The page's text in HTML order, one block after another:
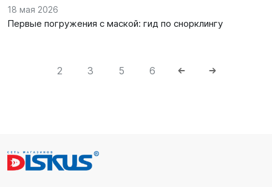
18 мая 2026
Первые погружения с маской: гид по снорклингу
2 3 5 6